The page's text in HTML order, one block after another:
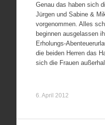
Genau das haben sich
Jürgen und Sabine &
vorgenommen. Alles
beginnen ausgelassen
Erholungs-
die beiden Herren das
sich die Frauen
6. April 2012